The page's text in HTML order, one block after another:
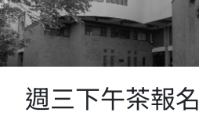
週三下午茶報名